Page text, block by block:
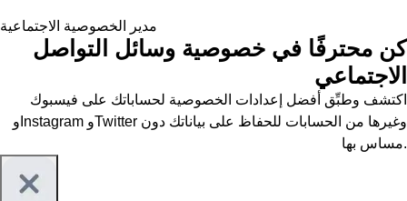
مدير الخصوصية الاجتماعية
كن محترفًا في خصوصية وسائل التواصل
الاجتماعي
اكتشف وطبِّق أفضل إعدادات الخصوصية لحساباتك على فيسبوك
وInstagram وTwitter وغيرها من الحسابات للحفاظ على بياناتك دون
مساس بها.